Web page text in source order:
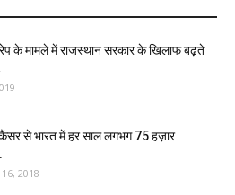
के मामले में राजस्थान सरकार के खिलाफ बढ़ते
से भारत में हर साल लगभग 75 हज़ार
2018